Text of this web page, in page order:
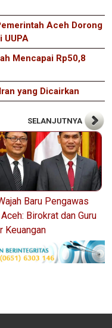
Aceh Dorong
UUPA
Mencapai Rp50,8
yang Dicairkan
SELANJUTNYA
Baru Pengawas
Birokrat dan Guru
Keuangan